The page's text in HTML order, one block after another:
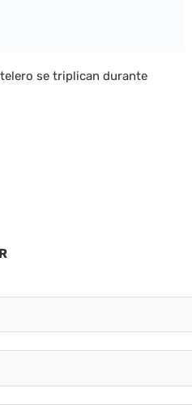
se triplican durante